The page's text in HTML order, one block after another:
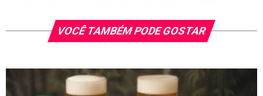
VOCÊ TAMBÉM PODE GOSTAR